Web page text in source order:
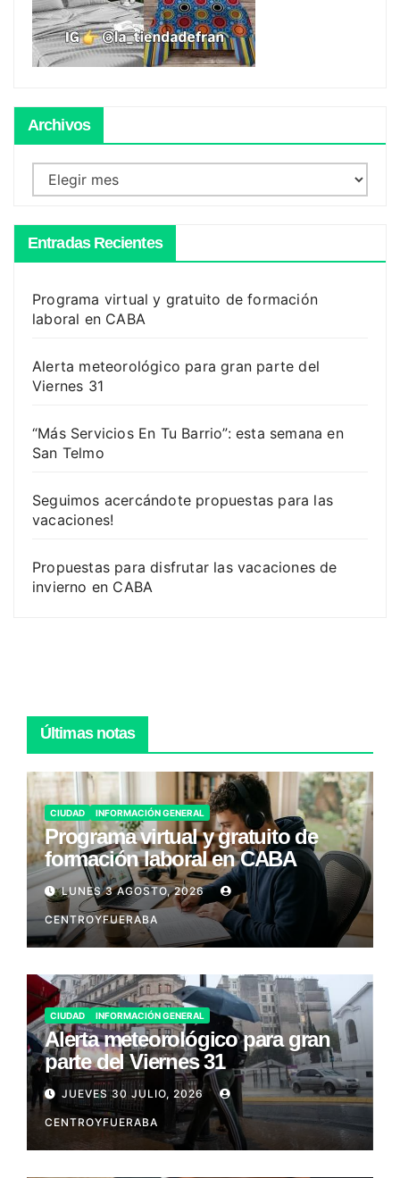
Archivos
Archivos
Entradas Recientes
Programa virtual y gratuito de formación
laboral en CABA
Alerta meteorológico para gran parte del
Viernes 31
“Más Servicios En Tu Barrio”: esta semana en
San Telmo
Seguimos acercándote propuestas para las
vacaciones!
Propuestas para disfrutar las vacaciones de
invierno en CABA
Últimas notas
CIUDAD INFORMACIÓN GENERAL
Programa virtual y gratuito de
formación laboral en CABA
LUNES 3 AGOSTO, 2026
CENTROYFUERABA
CIUDAD INFORMACIÓN GENERAL
Alerta meteorológico para gran
parte del Viernes 31
JUEVES 30 JULIO, 2026
CENTROYFUERABA